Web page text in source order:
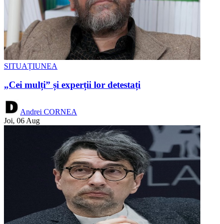
SITUAȚIUNEA
„Cei mulți” și experții lor detestați
Andrei CORNEA
Joi, 06 Aug